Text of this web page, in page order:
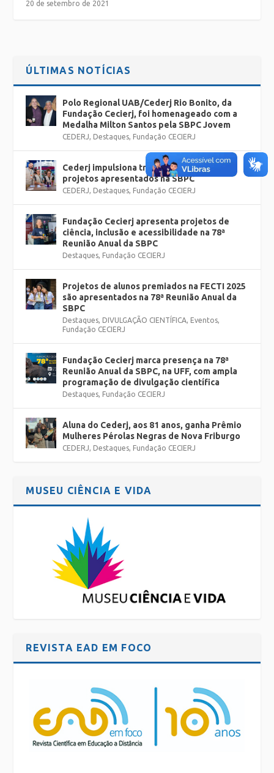
20 de setembro de 2021
ÚLTIMAS NOTÍCIAS
Polo Regional UAB/Cederj Rio Bonito, da
Fundação Cecierj, foi homenageado com a
Medalha Milton Santos pela SBPC Jovem
CEDERJ, Destaques, Fundação CECIERJ
Cederj impulsiona trajetórias e fortalece
projetos apresentados na SBPC
CEDERJ, Destaques, Fundação CECIERJ
Fundação Cecierj apresenta projetos de
ciência, inclusão e acessibilidade na 78ª
Reunião Anual da SBPC
Destaques, Fundação CECIERJ
Projetos de alunos premiados na FECTI 2025
são apresentados na 78ª Reunião Anual da
SBPC
Destaques, DIVULGAÇÃO CIENTÍFICA, Eventos,
Fundação CECIERJ
Fundação Cecierj marca presença na 78ª
Reunião Anual da SBPC, na UFF, com ampla
programação de divulgação científica
Destaques, Fundação CECIERJ
Aluna do Cederj, aos 81 anos, ganha Prêmio
Mulheres Pérolas Negras de Nova Friburgo
CEDERJ, Destaques, Fundação CECIERJ
MUSEU CIÊNCIA E VIDA
REVISTA EAD EM FOCO